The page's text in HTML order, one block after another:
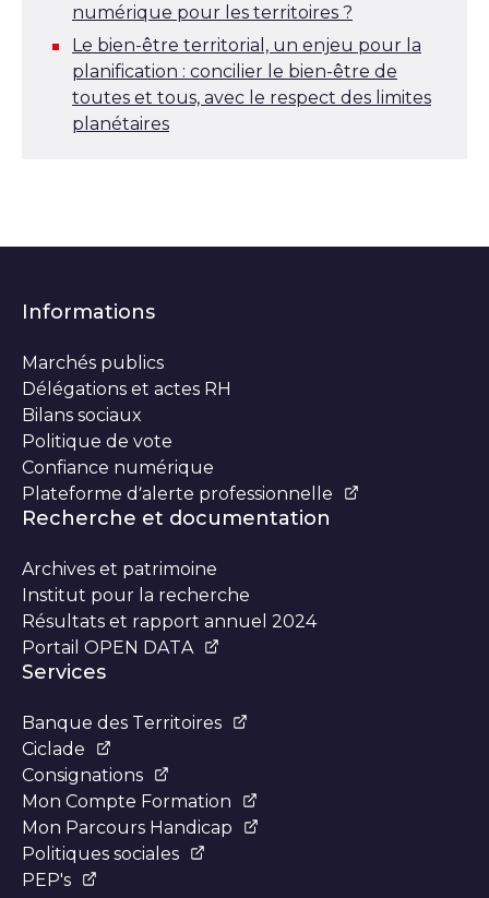
numérique pour les territoires ?
Le bien-être territorial, un enjeu pour la
planification : concilier le bien-être de
toutes et tous, avec le respect des limites
planétaires
Informations
Marchés publics
Délégations et actes RH
Bilans sociaux
Politique de vote
Confiance numérique
Plateforme d’alerte professionnelle
Recherche et documentation
Archives et patrimoine
Institut pour la recherche
Résultats et rapport annuel 2024
Portail OPEN DATA
Services
Banque des Territoires
Ciclade
Consignations
Mon Compte Formation
Mon Parcours Handicap
Politiques sociales
PEP's